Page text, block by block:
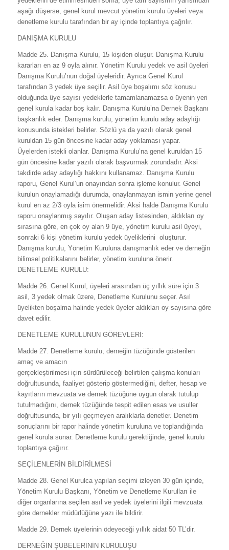
aşağı düşerse, genel kurul mevcut yönetim kurulu üyeleri veya
denetleme kurulu tarafından bir ay içinde toplantıya çağrılır.
DANIŞMA KURULU
Madde 25. Danışma Kurulu, 15 kişiden oluşur. Danışma Kurulu
kararları en az 9 oyla alınır. Yönetim Kurulu yedek ve asil üyeleri
Danışma Kurulu’nun doğal üyeleridir. Ayrıca Genel Kurul
tarafından 3 yedek üye seçilir. Asil üye boşalımı söz konusu
olduğunda üye sayısı yedeklerle tamamlanamazsa o üyenin yeri
genel kurula kadar boş kalır. Danışma Kurulu’na Dernek Başkanı
başkanlık eder. Danışma kurulu, yönetim kurulu aday adaylığı
konusunda istekleri belirler. Sözlü ya da yazılı olarak genel
kuruldan 15 gün öncesine kadar aday yoklaması yapar.
Üyelerden istekli olanlar. Danışma Kurulu’na genel kuruldan 15
gün öncesine kadar yazılı olarak başvurmak zorundadır. Aksi
takdirde aday adaylığı hakkını kullanamaz. Danışma Kurulu
raporu, Genel Kurul’un onayından sonra işleme konulur. Genel
kurulun onaylamadığı durumda, onaylanmayan ismin yerine genel
kurul en az 2/3 oyla isim önermelidir. Aksi halde Danışma Kurulu
raporu onaylanmış sayılır. Oluşan aday listesinden, aldıkları oy
sırasına göre, en çok oy alan 9 üye, yönetim kurulu asil üyeyi,
sonraki 6 kişi yönetim kurulu yedek üyeliklerini oluşturur.
Danışma kurulu, Yönetim Kuruluna danışmanlık eder ve derneğin
bilimsel politikalarını belirler, yönetim kuruluna önerir.
DENETLEME KURULU:
Madde 26. Genel Kıırul, üyeleri arasından üç yıllık süre için 3
asil, 3 yedek olmak üzere, Denetleme Kurulunu seçer. Asıl
üyelikten boşalma halinde yedek üyeler aldıkları oy sayısına göre
davet edilir.
DENETLEME KURULUNUN GÖREVLERİ:
Madde 27. Denetleme kurulu; derneğin tüzüğünde gösterilen
amaç ve amacın
gerçekleştirilmesi için sürdürüleceği belirtilen çalışma konuları
doğrultusunda, faaliyet gösterip göstermediğini, defter, hesap ve
kayıtların mevzuata ve dernek tüzüğüne uygun olarak tutulup
tutulmadığını, dernek tüzüğünde tespit edilen esas ve usuller
doğrultusunda, bir yılı geçmeyen aralıklarla denetler. Denetim
sonuçlarını bir rapor halinde yönetim kuruluna ve toplandığında
genel kurula sunar. Denetleme kurulu gerektiğinde, genel kurulu
toplantıya çağırır.
SEÇİLENLERİN BİLDİRİLMESİ
Madde 28. Genel Kurulca yapılan seçimi izleyen 30 gün içinde,
Yönetim Kurulu Başkanı, Yönetim ve Denetleme Kurulları ile
diğer organlarına seçilen asıl ve yedek üyelerini ilgili mevzuata
göre dernekler müdürlüğüne yazı ile bildirir.
Madde 29. Dernek üyelerinin ödeyeceği yıllık aidat 50 TL’dir.
DERNEĞİN ŞUBELERİNİN KURULUŞU